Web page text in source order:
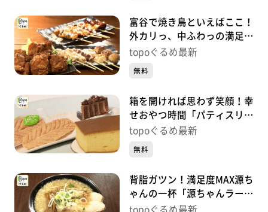
富谷で焼き鳥といえばここ！
外カリっ、中ふわっの満足の
一串！「翔家」（富谷市成
topoぐるめ最新
無料
箱を開ければ思わず笑顔！幸
せおやつ時間「パティスリー
アンシャンテ」（泉区泉ヶ
topoぐるめ最新
無料
背脂ガツン！満足度MAX源ち
ゃんの一杯「源ちゃんラーメ
ン」（富谷市三ノ関本木西）
topoぐるめ最新